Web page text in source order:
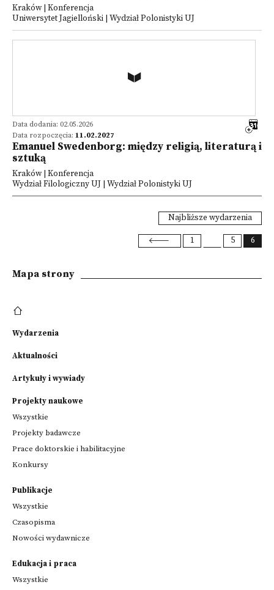
Kraków | Konferencja
Uniwersytet Jagielloński | Wydział Polonistyki UJ
Data dodania: 02.05.2026
Data rozpoczęcia: 11.02.2027
Emanuel Swedenborg: między religią, literaturą i
sztuką
Kraków | Konferencja
Wydział Filologiczny UJ | Wydział Polonistyki UJ
Najbliższe wydarzenia
1 5 6
Mapa strony
Wydarzenia
Aktualności
Artykuły i wywiady
Projekty naukowe
Wszystkie
Projekty badawcze
Prace doktorskie i habilitacyjne
Konkursy
Publikacje
Wszystkie
Czasopisma
Nowości wydawnicze
Edukacja i praca
Wszystkie